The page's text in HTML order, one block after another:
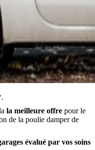
la meilleure offre pour le
de la poulie damper de
évalué par vos soins